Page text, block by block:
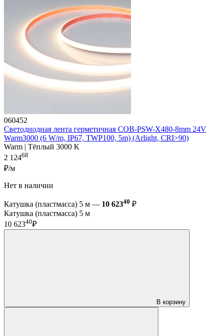
060452
Светодиодная лента герметичная COB-PSW-X480-8mm 24V
Warm3000 (6 W/m, IP67, TWP100, 5m) (Arlight, CRI>90)
Warm | Тёплый 3000 K
2 12468
₽/м
Нет в наличии
Катушка (пластмасса) 5 м — 10 62340 ₽
Катушка (пластмасса) 5 м
10 62340₽
В корзину